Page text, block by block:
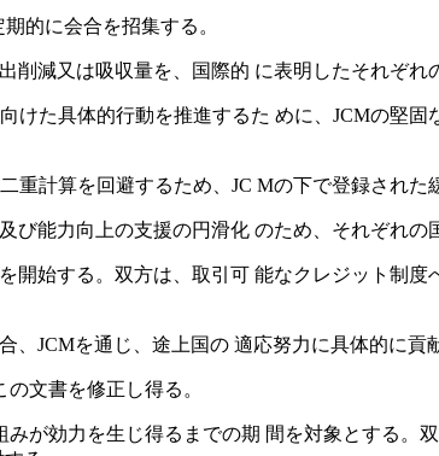
的に会合を招集する。
削減又は吸収量を、国際的 に表明したそれぞ
けた具体的行動を推進するた めに、JCMの堅
重計算を回避するため、JC Mの下で登録され
び能力向上の支援の円滑化 のため、それぞれの
開始する。双方は、取引可 能なクレジット制
JCMを通じ、途上国の 適応努力に具体的に貢
文書を修正し得る。
が効力を生じ得るまでの期 間を対象とする。